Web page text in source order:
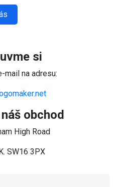
si
mail na adresu:
obchod
High Road
SW16 3PX